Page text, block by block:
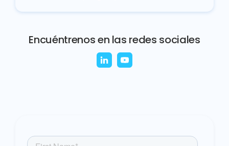
Encuéntrenos en las redes sociales